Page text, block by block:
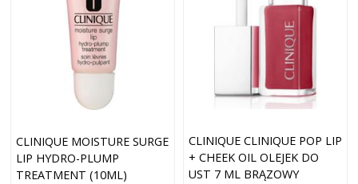
CLINIQUE MOISTURE SURGE
LIP HYDRO-PLUMP
TREATMENT (10ML)
CLINIQUE CLINIQUE POP LIP
+ CHEEK OIL OLEJEK DO
UST 7 ML BRĄZOWY